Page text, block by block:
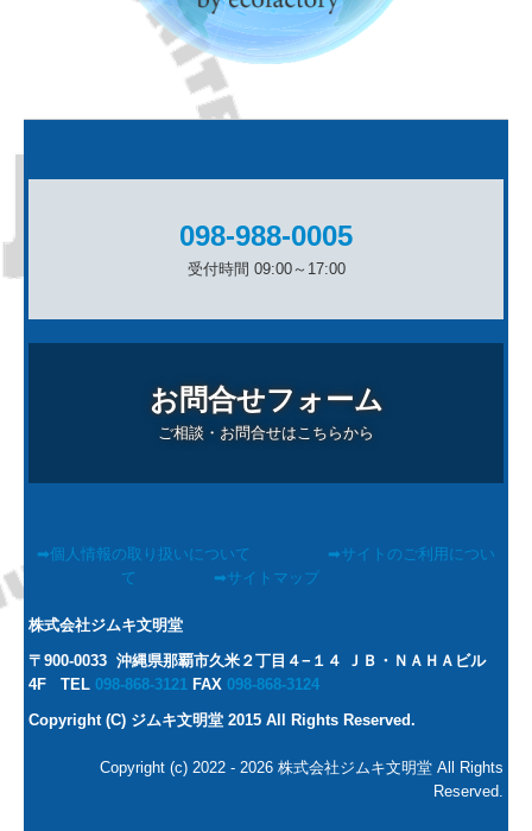
098-988-0005
受付時間 09:00～17:00
お問合せフォーム
ご相談・お問合せはこちらから
➡個人情報の取り扱いについて
➡サイトのご利用につい
て
➡サイトマップ
株式会社ジムキ文明堂
〒900-0033 沖縄県那覇市久米２丁目４−１４ ＪＢ・ＮＡＨＡビル
4F TEL 098-868-3121 FAX 098-868-3124
Copyright (C) ジムキ文明堂 2015 All Rights Reserved.
Copyright (c) 2022 - 2026 株式会社ジムキ文明堂 All Rights
Reserved.